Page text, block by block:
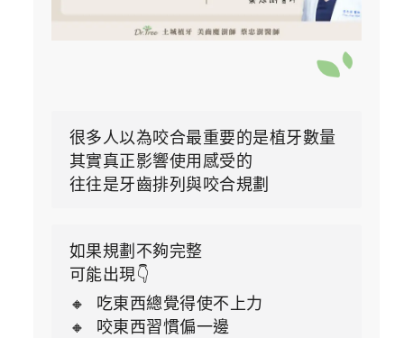
很多人以為咬合最重要的是植牙數量
其實真正影響使用感受的
往往是牙齒排列與咬合規劃
如果規劃不夠完整
可能出現👇
🔸 吃東西總覺得使不上力
🔸 咬東西習慣偏一邊